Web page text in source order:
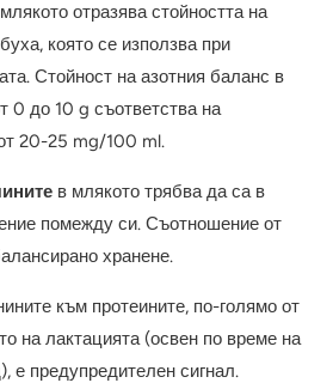
отразява стойността на
която се използва при
Стойност на азотния баланс в
0 до 10 g съответства на
20-25 mg/100 ml.
в млякото трябва да са в
помежду си. Съотношение от
хранене.
към протеините, по-голямо от
на лактацията (освен по време на
е предупредителен сигнал.